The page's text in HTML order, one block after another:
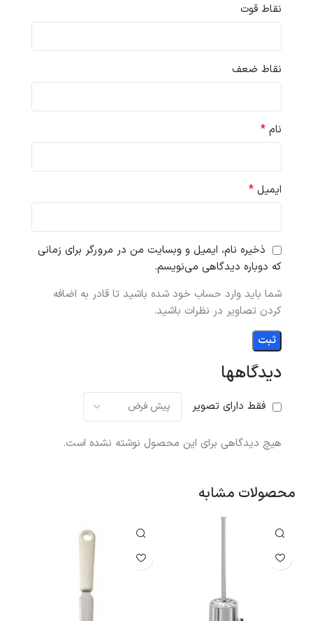
دیدگاهها
فقط دارای تصویر
هیچ دیدگاهی برای این محصول نوشته نشده است.
نقاط قوت
نقاط ضعف
نام *
ایمیل *
ذخیره نام، ایمیل و وبسایت من در مرورگر برای زمانی
که دوباره دیدگاهی می‌نویسم.
شما باید وارد حساب خود شده باشید تا قادر به اضافه
کردن تصاویر در نظرات باشید.
محصولات مشابه